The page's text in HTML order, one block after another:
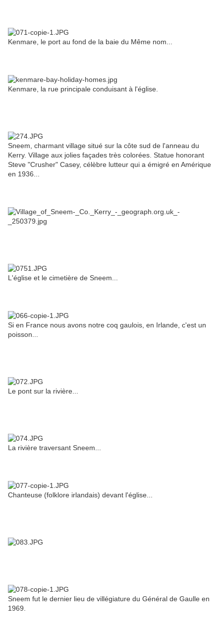
Kenmare, le port au fond de la baie du Même nom...
Kenmare, la rue principale conduisant à l'église.
Sneem, charmant village situé sur la côte sud de l'anneau du
Kerry. Village aux jolies façades très colorées. Statue honorant
Steve "Crusher" Casey, célèbre lutteur qui a émigré en Amérique
en 1936...
L'église et le cimetière de Sneem...
Si en France nous avons notre coq gaulois, en Irlande, c'est un
poisson...
Le pont sur la rivière...
La rivière traversant Sneem...
Chanteuse (folklore irlandais) devant l'église...
Sneem fut le dernier lieu de villégiature du Général de Gaulle en
1969.